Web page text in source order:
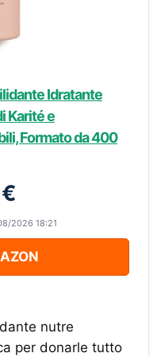
Idratante
Karité e
Formato da 400
2026 18:21
nutre
per donarle tutto